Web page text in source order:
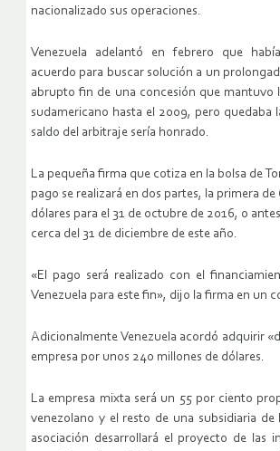
nacionalizado sus operaciones.
Venezuela adelantó en febrero que
acuerdo para buscar solución a un
abrupto fin de una concesión que mantuvo
sudamericano hasta el 2009, pero quedaba
saldo del arbitraje sería honrado.
La pequeña firma que cotiza en la bolsa de
pago se realizará en dos partes, la primera
dólares para el 31 de octubre de 2016, o
cerca del 31 de diciembre de este año.
«El pago será realizado con el
Venezuela para este fin», dijo la firma en un
Adicionalmente Venezuela acordó adquirir
empresa por unos 240 millones de dólares.
La empresa mixta será un 55 por ciento
venezolano y el resto de una subsidiaria de
asociación desarrollará el proyecto de las